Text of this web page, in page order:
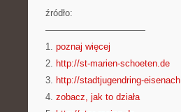
źródło:
———————————
1. poznaj więcej
2. http://st-marien-schoeten.de
3. http://stadtjugendring-
4. zobacz, jak to działa